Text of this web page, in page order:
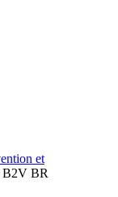
et
B2V BR